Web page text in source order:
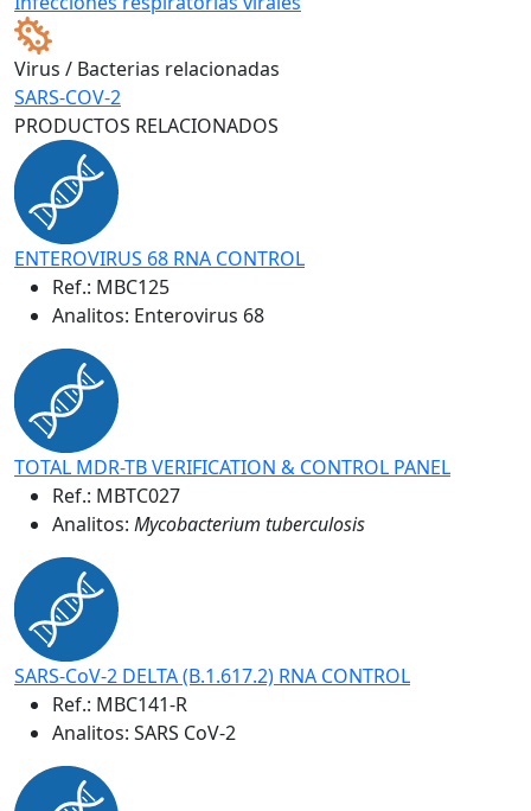
Virus / Bacterias relacionadas
SARS-COV-2
PRODUCTOS RELACIONADOS
ENTEROVIRUS 68 RNA CONTROL
Ref.: MBC125
Analitos: Enterovirus 68
TOTAL MDR-TB VERIFICATION & CONTROL PANEL
Ref.: MBTC027
Analitos: Mycobacterium tuberculosis
SARS-CoV-2 DELTA (B.1.617.2) RNA CONTROL
Ref.: MBC141-R
Analitos: SARS CoV-2